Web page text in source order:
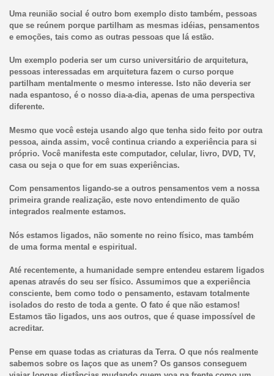
Uma reunião social é outro bom exemplo disto também, pessoas
que se reúnem porque partilham as mesmas idéias, pensamentos
e emoções, tais como as outras pessoas que lá estão.
Um exemplo poderia ser um curso universitário de arquitetura,
pessoas interessadas em arquitetura fazem o curso porque
partilham mentalmente o mesmo interesse. Isto não deveria ser
nada espantoso, é o nosso dia-a-dia, apenas de uma perspectiva
diferente.
Mesmo que você esteja usando algo que tenha sido feito por outra
pessoa, ainda assim, você continua criando a experiência para si
próprio. Você manifesta este computador, celular, livro, DVD, TV,
casa ou seja o que for em suas experiências.
Com pensamentos ligando-se a outros pensamentos vem a nossa
primeira grande realização, este novo entendimento de quão
integrados realmente estamos.
Nós estamos ligados, não somente no reino físico, mas também
de uma forma mental e espiritual.
Até recentemente, a humanidade sempre entendeu estarem ligados
apenas através do seu ser físico. Assumimos que a experiência
consciente, bem como todo o pensamento, estavam totalmente
isolados do resto de toda a gente. O fato é que não estamos!
Estamos tão ligados, uns aos outros, que é quase impossível de
acreditar.
Pense em quase todas as criaturas da Terra. O que nós realmente
sabemos sobre os laços que as unem? Os gansos conseguem